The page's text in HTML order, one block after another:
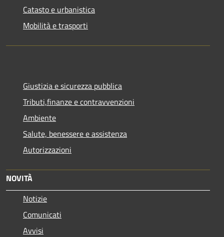
Catasto e urbanistica
Mobilità e trasporti
Giustizia e sicurezza pubblica
Tributi,finanze e contravvenzioni
Ambiente
Salute, benessere e assistenza
Autorizzazioni
NOVITÀ
Notizie
Comunicati
Avvisi